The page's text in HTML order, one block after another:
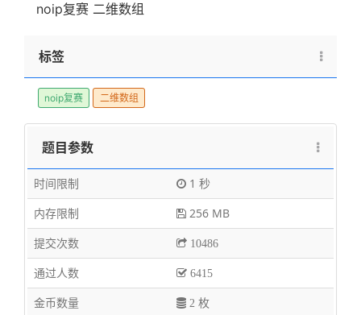
noip复赛 二维数组
标签
noip复赛 二维数组
题目参数
时间限制
1 秒
内存限制
256 MB
提交次数
10486
通过人数 6415
金币数量 2 枚